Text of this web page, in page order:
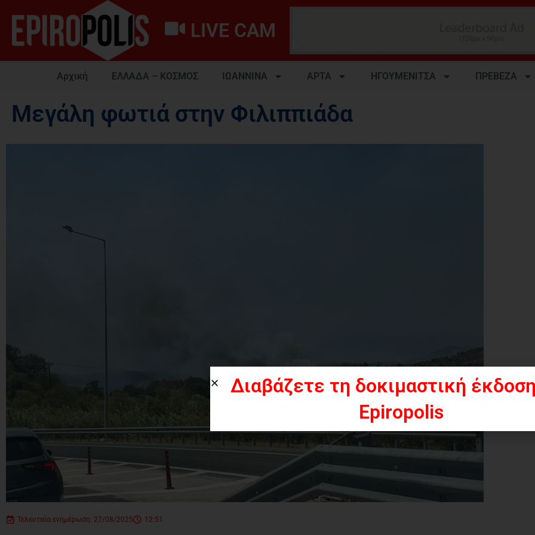
LIVE CAM
Αρχική ΕΛΛΑΔΑ – ΚΟΣΜΟΣ ΙΩΑΝΝΙΝΑ ΑΡΤΑ ΗΓΟΥΜΕΝΙΤΣΑ ΠΡΕΒΕΖΑ
Μεγάλη φωτιά στην Φιλιππιάδα
Τελευταία ενημέρωση: 27/08/2025 12:51
Διαβάζετε τη δοκιμαστική
Epiropolis